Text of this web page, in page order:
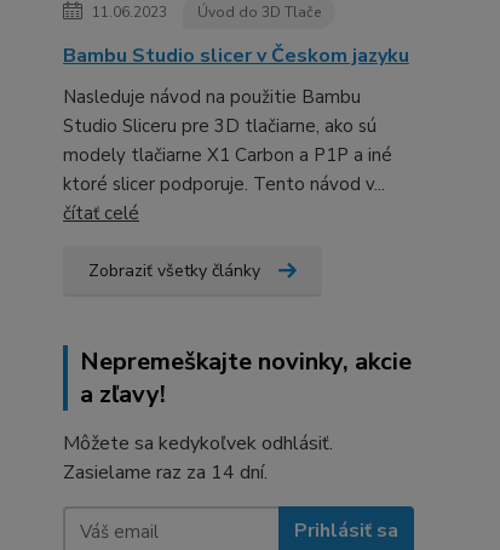
11.06.2023 Úvod do 3D Tlače
Bambu Studio slicer v Českom jazyku
Nasleduje návod na použitie Bambu
Studio Sliceru pre 3D tlačiarne, ako sú
modely tlačiarne X1 Carbon a P1P a iné
ktoré slicer podporuje. Tento návod v...
čítať celé
Zobraziť všetky články
Nepremeškajte novinky, akcie
a zľavy!
Môžete sa kedykoľvek odhlásiť.
Zasielame raz za 14 dní.
Prihlásiť sa